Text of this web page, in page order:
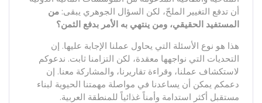
أن تدفع التغيير الملحّ، لكن السؤال الجوهري يبقى: من
المستفيد الحقيقي، ومن ينتهي به الأمر بدفع الثمن؟
هذا هو نوع الأسئلة التي يحاول عملنا الإجابة عليها. إن
التحديات التي نواجهها معقدة، لكن التزامنا ثابت. ندعوكم
لاستكشاف عملنا، وقراءة تقاريرنا، والمشاركة معنا. إن
دعمكم يمكن أن يساعدنا في مواصلة مهمتنا الحيوية لبناء
مستقبل أكثر استدامة وأمناً غذائياً للمنطقة العربية.